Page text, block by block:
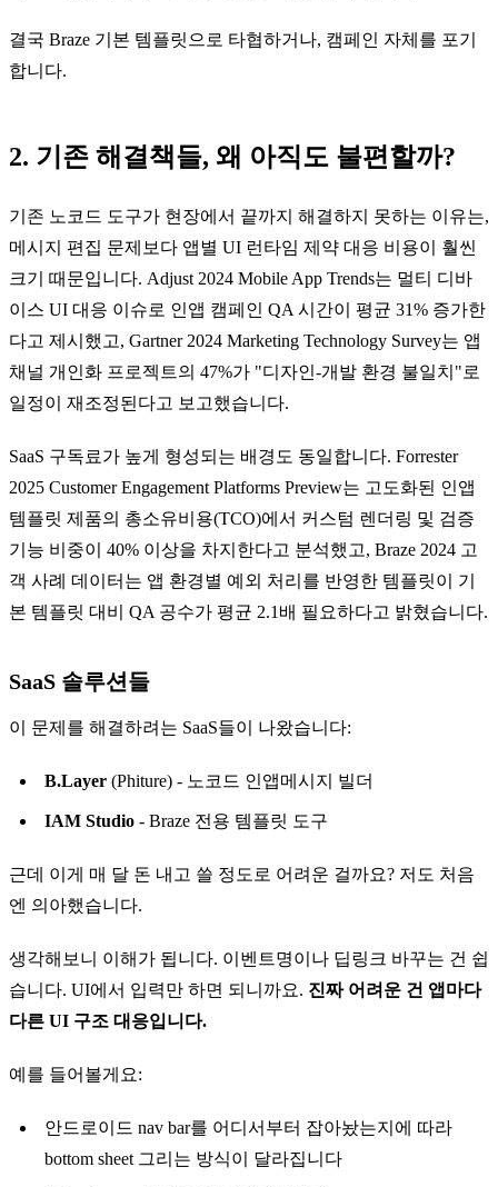
결국 Braze 기본 템플릿으로 타협하거나, 캠페인 자체를 포기
합니다.
2. 기존 해결책들, 왜 아직도 불편할까?
기존 노코드 도구가 현장에서 끝까지 해결하지 못하는 이유는,
메시지 편집 문제보다 앱별 UI 런타임 제약 대응 비용이 훨씬
크기 때문입니다. Adjust 2024 Mobile App Trends는 멀티 디바
이스 UI 대응 이슈로 인앱 캠페인 QA 시간이 평균 31% 증가한
다고 제시했고, Gartner 2024 Marketing Technology Survey는 앱
채널 개인화 프로젝트의 47%가 "디자인-개발 환경 불일치"로
일정이 재조정된다고 보고했습니다.
SaaS 구독료가 높게 형성되는 배경도 동일합니다. Forrester
2025 Customer Engagement Platforms Preview는 고도화된 인앱
템플릿 제품의 총소유비용(TCO)에서 커스텀 렌더링 및 검증
기능 비중이 40% 이상을 차지한다고 분석했고, Braze 2024 고
객 사례 데이터는 앱 환경별 예외 처리를 반영한 템플릿이 기
본 템플릿 대비 QA 공수가 평균 2.1배 필요하다고 밝혔습니다.
SaaS 솔루션들
이 문제를 해결하려는 SaaS들이 나왔습니다:
B.Layer (Phiture) - 노코드 인앱메시지 빌더
IAM Studio - Braze 전용 템플릿 도구
근데 이게 매 달 돈 내고 쓸 정도로 어려운 걸까요? 저도 처음
엔 의아했습니다.
생각해보니 이해가 됩니다. 이벤트명이나 딥링크 바꾸는 건 쉽
습니다. UI에서 입력만 하면 되니까요. 진짜 어려운 건 앱마다
다른 UI 구조 대응입니다.
예를 들어볼게요:
안드로이드 nav bar를 어디서부터 잡아놨는지에 따라
bottom sheet 그리는 방식이 달라집니다